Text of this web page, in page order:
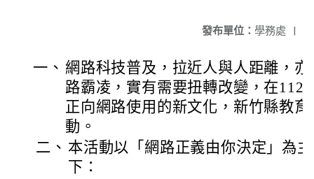
發布單位： 學務處 |
一、 網路科技普及，拉近人與人距離，
路霸凌，實有需要扭轉改變，在112
正向網路使用的新文化，新竹縣教
動。
二、 本活動以「網路正義由你決定」為
下：